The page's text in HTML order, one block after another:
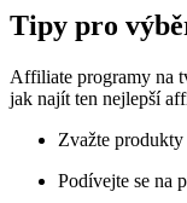
Tipy pro
Affiliate programy na
jak najít ten nejlepší
Zvažte
Podívejte se na